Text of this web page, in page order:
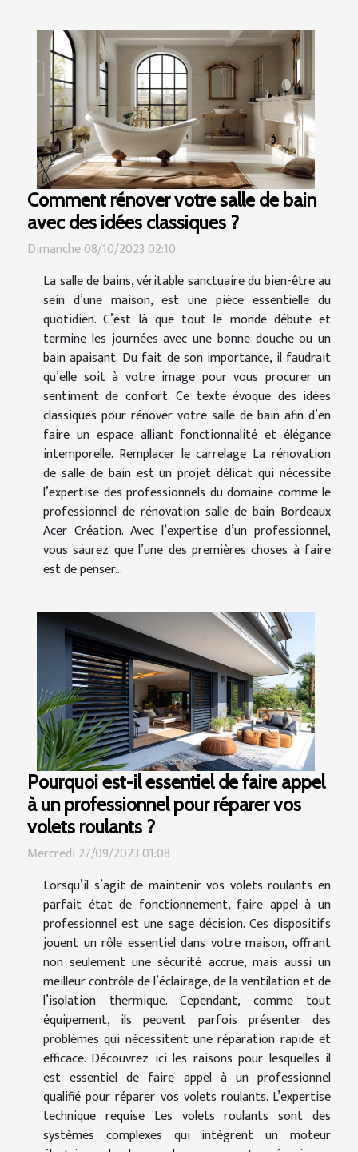
Comment rénover votre salle de bain
avec des idées classiques ?
Dimanche 08/10/2023 02:10
La salle de bains, véritable sanctuaire du bien-être au
sein d’une maison, est une pièce essentielle du
quotidien. C’est là que tout le monde débute et
termine les journées avec une bonne douche ou un
bain apaisant. Du fait de son importance, il faudrait
qu’elle soit à votre image pour vous procurer un
sentiment de confort. Ce texte évoque des idées
classiques pour rénover votre salle de bain afin d’en
faire un espace alliant fonctionnalité et élégance
intemporelle. Remplacer le carrelage La rénovation
de salle de bain est un projet délicat qui nécessite
l’expertise des professionnels du domaine comme le
professionnel de rénovation salle de bain Bordeaux
Acer Création. Avec l’expertise d’un professionnel,
vous saurez que l’une des premières choses à faire
est de penser...
Pourquoi est-il essentiel de faire appel
à un professionnel pour réparer vos
volets roulants ?
Mercredi 27/09/2023 01:08
Lorsqu’il s’agit de maintenir vos volets roulants en
parfait état de fonctionnement, faire appel à un
professionnel est une sage décision. Ces dispositifs
jouent un rôle essentiel dans votre maison, offrant
non seulement une sécurité accrue, mais aussi un
meilleur contrôle de l’éclairage, de la ventilation et de
l’isolation thermique. Cependant, comme tout
équipement, ils peuvent parfois présenter des
problèmes qui nécessitent une réparation rapide et
efficace. Découvrez ici les raisons pour lesquelles il
est essentiel de faire appel à un professionnel
qualifié pour réparer vos volets roulants. L’expertise
technique requise Les volets roulants sont des
systèmes complexes qui intègrent un moteur